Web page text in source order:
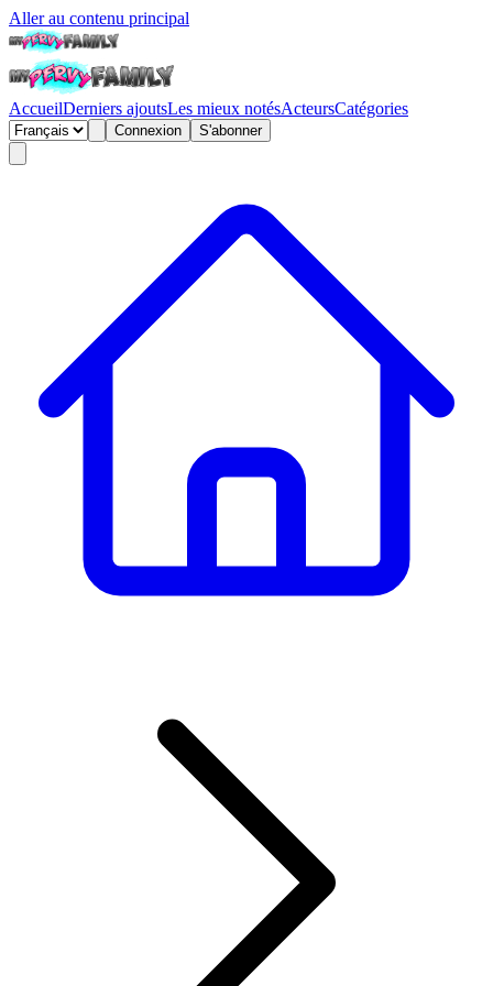
Aller au contenu principal
AccueilDerniers ajoutsLes mieux notésActeursCatégories
Connexion S'abonner